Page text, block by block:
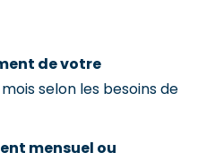
de votre
selon les besoins de
mensuel ou